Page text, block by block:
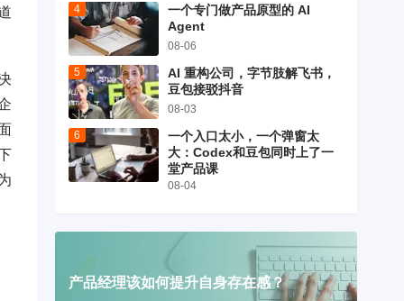
一个专门做产品原型的 AI
Agent
08-06
AI 重构公司，字节肢解飞书，
豆包接驳抖音
08-03
一个入口太小，一个弹窗太
大：Codex和豆包同时上了一
堂产品课
08-04
产品经理该如何提升自身存在感？